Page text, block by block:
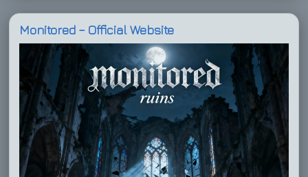
Monitored – Official Website